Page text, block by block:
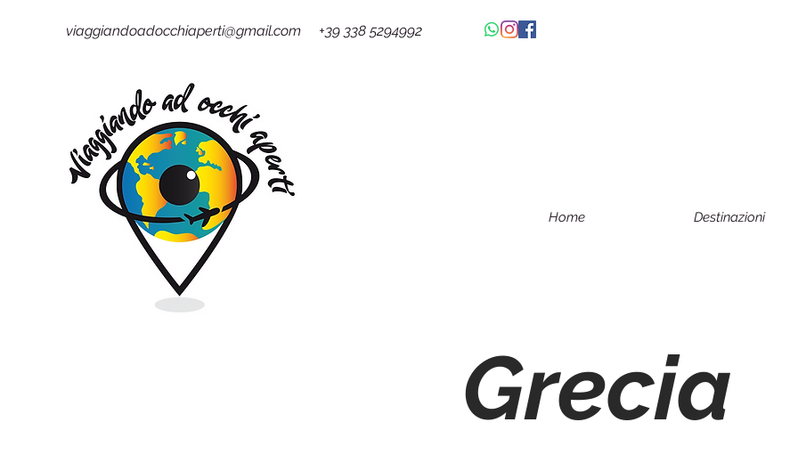
viaggiandoadocchiaperti@gmail.com +39 338 5294992
Home Destinazioni
Grecia